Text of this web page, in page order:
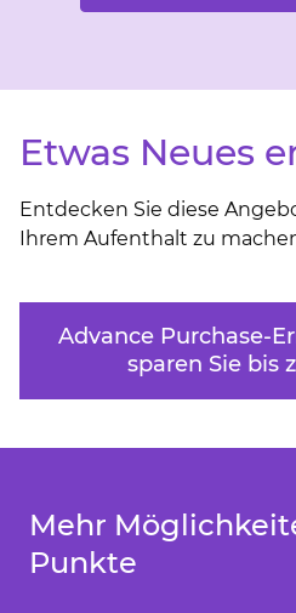
Etwas Neues
Entdecken Sie diese
Ihrem Aufenthalt zu
Advance Purchase-
sparen Sie bis
Mehr
Punkte